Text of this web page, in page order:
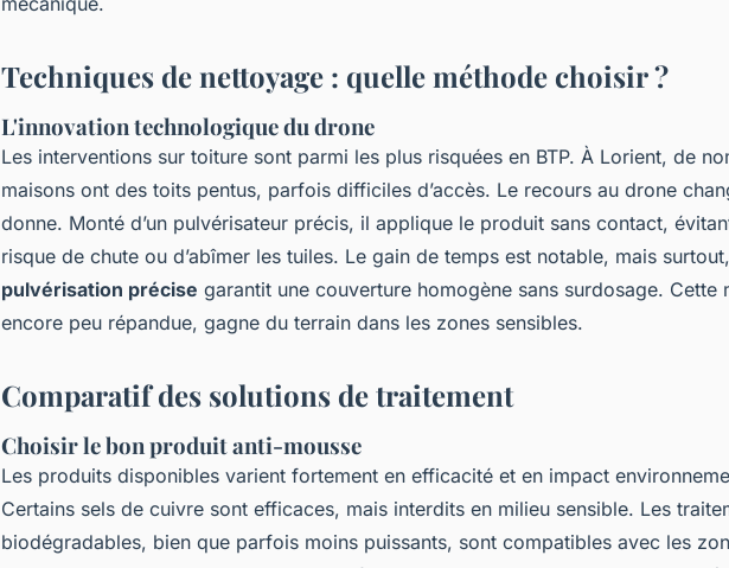
Techniques de nettoyage : quelle méthode choisir ?
L'innovation technologique du drone
Les interventions sur toiture sont parmi les plus risquées en BTP. À Lorient, de
maisons ont des toits pentus, parfois difficiles d’accès. Le recours au drone
donne. Monté d’un pulvérisateur précis, il applique le produit sans contact,
risque de chute ou d’abîmer les tuiles. Le gain de temps est notable, mais
pulvérisation précise garantit une couverture homogène sans surdosage. Cette
encore peu répandue, gagne du terrain dans les zones sensibles.
Comparatif des solutions de traitement
Choisir le bon produit anti-mousse
Les produits disponibles varient fortement en efficacité et en impact
Certains sels de cuivre sont efficaces, mais interdits en milieu sensible. Les
biodégradables, bien que parfois moins puissants, sont compatibles avec les